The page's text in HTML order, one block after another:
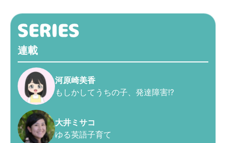
連載
河原崎美香
もしかしてうちの子、発達障害!?
大井ミサコ
ゆる英語子育て